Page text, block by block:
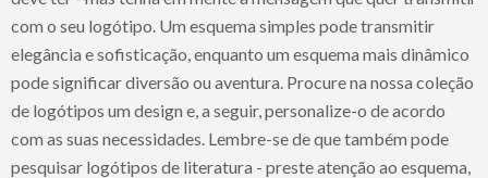
com o seu logótipo. Um esquema simples pode transmitir
elegância e sofisticação, enquanto um esquema mais dinâmico
pode significar diversão ou aventura. Procure na nossa coleção
de logótipos um design e, a seguir, personalize-o de acordo
com as suas necessidades. Lembre-se de que também pode
pesquisar logótipos de literatura - preste atenção ao esquema,